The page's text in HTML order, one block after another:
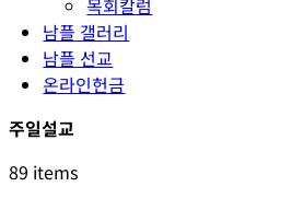
목회칼럼
남플 갤러리
남플 선교
온라인헌금
주일설교
89 items